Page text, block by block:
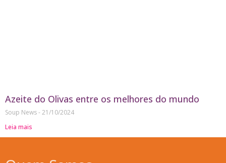
Azeite do Olivas entre os melhores do mundo
Soup News 21/10/2024
Leia mais